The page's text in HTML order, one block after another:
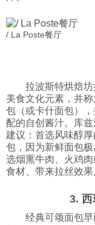
/ La Poste餐厅
拉波斯特烘焙
美食文化元素，并
包（或卡什面包）
配的自创酱汁。库
建议：首选风味醇
包，因为新鲜面包
选烟熏牛肉、火鸡
食材、带来拉丝效果
3. 西
经典可颂面包